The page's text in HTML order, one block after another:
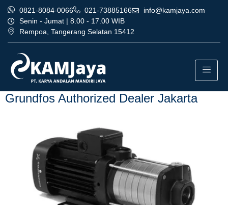
0821-8084-0066 021-73885166
info@kamjaya.com
Senin - Jumat | 8.00 - 17.00 WIB
Rempoa, Tangerang Selatan 15412
Tag:
authorized dealer jakarta
Grundfos Authorized Dealer Jakarta